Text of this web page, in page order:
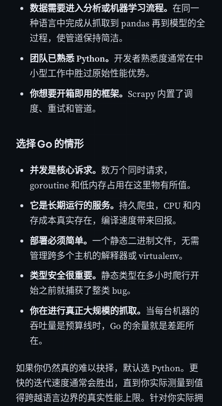
数据需要进入分析或机器学习流程。 在同一
种语言中完成从抓取到 pandas 再到模型的全
过程，使管道保持简洁。
团队已熟悉 Python。 开发者熟悉度通常在中
小型工作中胜过原始性能优势。
你想要开箱即用的框架。 Scrapy 内置了调
度、重试和管道。
选择 Go 的情形
并发是核心诉求。 数万个同时请求，
goroutine 和低内存占用在这里物有所值。
它是长期运行的服务。 持久爬虫，CPU 和内
存成本真实存在，编译速度带来回报。
部署必须简单。 一个静态二进制文件，无需
管理跨多个主机的解释器或 virtualenv。
类型安全很重要。 静态类型在多小时爬行开
始之前就捕获了整类 bug。
你在进行真正大规模的抓取。 当每台机器的
吞吐量是预算线时，Go 的余量就是差距所
在。
如果你仍然真的难以抉择，默认选 Python。更
快的迭代速度通常会胜出，直到你实际测量到值
得跨越语言边界的真实性能上限。针对你实际拥